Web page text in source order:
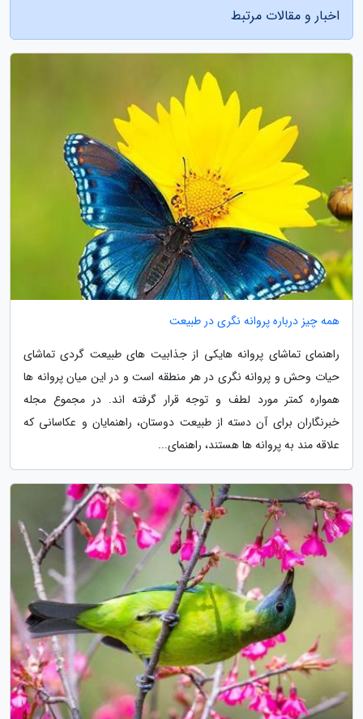
اخبار و مقالات مرتبط
همه چیز درباره پروانه نگری در طبیعت
راهنمای تماشای پروانه هایکی از جذابیت های طبیعت گردی تماشای
حیات وحش و پروانه نگری در هر منطقه است و در این میان پروانه ها
همواره کمتر مورد لطف و توجه قرار گرفته اند. در مجموع مجله
خبرنگاران برای آن دسته از طبیعت دوستان، راهنمایان و عکاسانی که
علاقه مند به پروانه ها هستند، راهنمای...